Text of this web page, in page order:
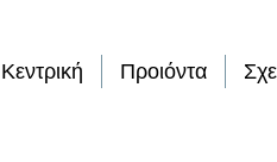
Κεντρική Προιόντα